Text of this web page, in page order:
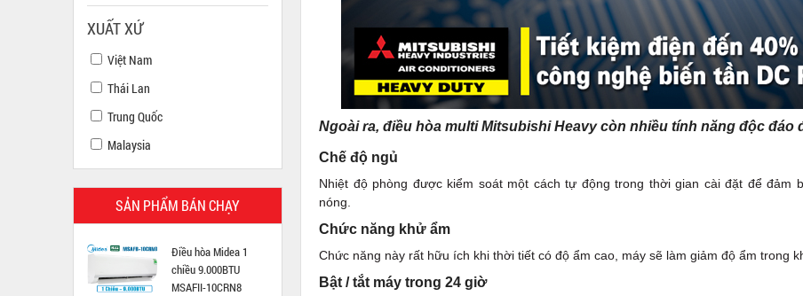
XUẤT XỨ
Việt Nam
Thái Lan
Trung Quốc
Malaysia
SẢN PHẨM BÁN CHẠY
Điều hòa Midea 1
chiều 9.000BTU
MSAFII-10CRN8
Ngoài ra, điều hòa multi Mitsubishi Heavy còn nhiều tính năng độc đáo
Chế độ ngủ
Nhiệt độ phòng được kiểm soát một cách tự động trong thời gian cài đặt để đảm
nóng.
Chức năng khử ẩm
Chức năng này rất hữu ích khi thời tiết có độ ẩm cao, máy sẽ làm giảm độ ẩm trong
Bật / tắt máy trong 24 giờ